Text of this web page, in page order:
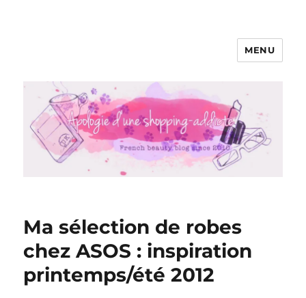
Apologie d'une Shopping-addicte
MENU
Ma sélection de robes
chez ASOS : inspiration
printemps/été 2012